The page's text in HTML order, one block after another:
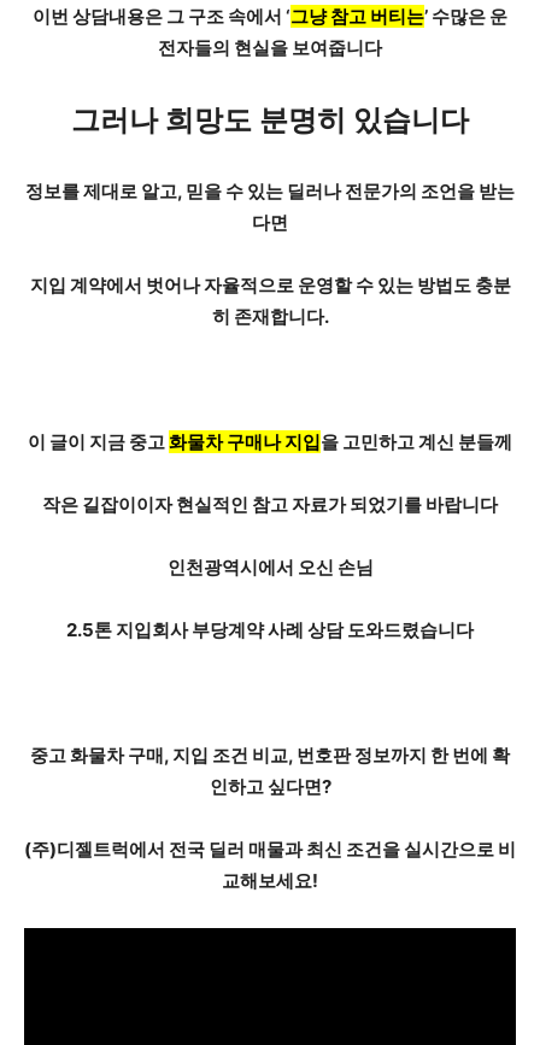
이번 상담내용은 그 구조 속에서 ‘그냥 참고 버티는’ 수많은 운
전자들의 현실을 보여줍니다
그러나 희망도 분명히 있습니다
정보를 제대로 알고, 믿을 수 있는 딜러나 전문가의 조언을 받는
다면
지입 계약에서 벗어나 자율적으로 운영할 수 있는 방법도 충분
히 존재합니다.
이 글이 지금 중고화물차 구매나 지입을 고민하고 계신 분들께
작은 길잡이이자 현실적인 참고 자료가 되었기를 바랍니다
인천광역시에서 오신 손님
2.5톤 지입회사 부당계약사례 상담 도와드렸습니다
중고 화물차 구매, 지입 조건 비교, 번호판 정보까지 한 번에 확
인하고 싶다면?
(주)디젤트럭에서 전국 딜러 매물과 최신 조건을 실시간으로 비
교해보세요!